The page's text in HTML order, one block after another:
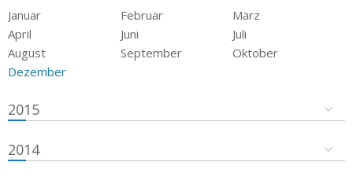
Januar Februar
März
April
Juni
Juli
August
September
Oktober
Dezember
2015
2014